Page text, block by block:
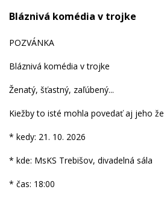
Bláznivá komédia v trojke
POZVÁNKA
Bláznivá komédia v trojke
Ženatý, šťastný, zaľúbený...
Kiežby to isté mohla povedať aj jeho
* kedy: 21. 10. 2026
* kde: MsKS Trebišov, divadelná sála
* čas: 18:00